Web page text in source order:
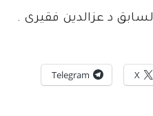
د عزالدين فقيرى .
X
Telegram